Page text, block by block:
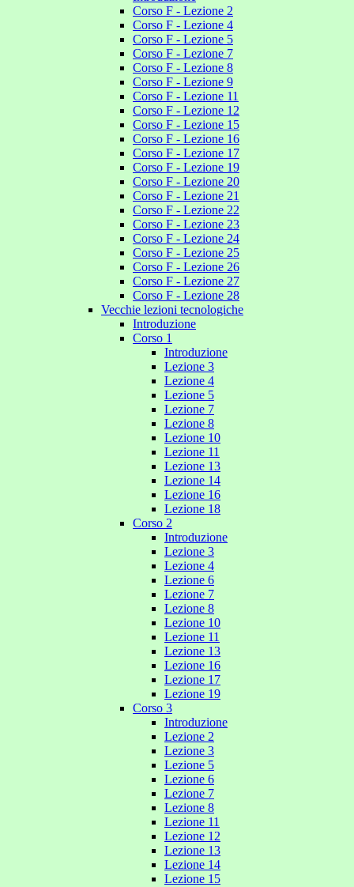
Corso F - Lezione 2
Corso F - Lezione 4
Corso F - Lezione 5
Corso F - Lezione 7
Corso F - Lezione 8
Corso F - Lezione 9
Corso F - Lezione 11
Corso F - Lezione 12
Corso F - Lezione 15
Corso F - Lezione 16
Corso F - Lezione 17
Corso F - Lezione 19
Corso F - Lezione 20
Corso F - Lezione 21
Corso F - Lezione 22
Corso F - Lezione 23
Corso F - Lezione 24
Corso F - Lezione 25
Corso F - Lezione 26
Corso F - Lezione 27
Corso F - Lezione 28
Vecchie lezioni tecnologiche
Introduzione
Corso 1
Introduzione
Lezione 3
Lezione 4
Lezione 5
Lezione 7
Lezione 8
Lezione 10
Lezione 11
Lezione 13
Lezione 14
Lezione 16
Lezione 18
Corso 2
Introduzione
Lezione 3
Lezione 4
Lezione 6
Lezione 7
Lezione 8
Lezione 10
Lezione 11
Lezione 13
Lezione 16
Lezione 17
Lezione 19
Corso 3
Introduzione
Lezione 2
Lezione 3
Lezione 5
Lezione 6
Lezione 7
Lezione 8
Lezione 11
Lezione 12
Lezione 13
Lezione 14
Lezione 15